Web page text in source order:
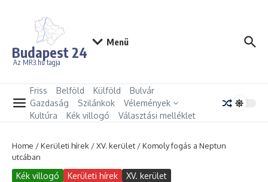
Budapest 24
Az MR3.hu tagja
Menü
Friss Belföld Külföld
Bulvár
Gazdaság
Szilánkok
Vélemények
Kultúra
Kék villogó Választási melléklet
Home /Kerületi hírek /XV. kerület /Komoly fogás a Neptun
utcában
Kék villogó Kerületi hírek XV. kerület